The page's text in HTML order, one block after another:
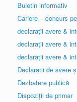
Buletin informativ
Cariere – concurs
declarații avere &
declarații avere &
declarații avere &
Declaratii de avere
Dezbatere publică
Dispoziții de primar